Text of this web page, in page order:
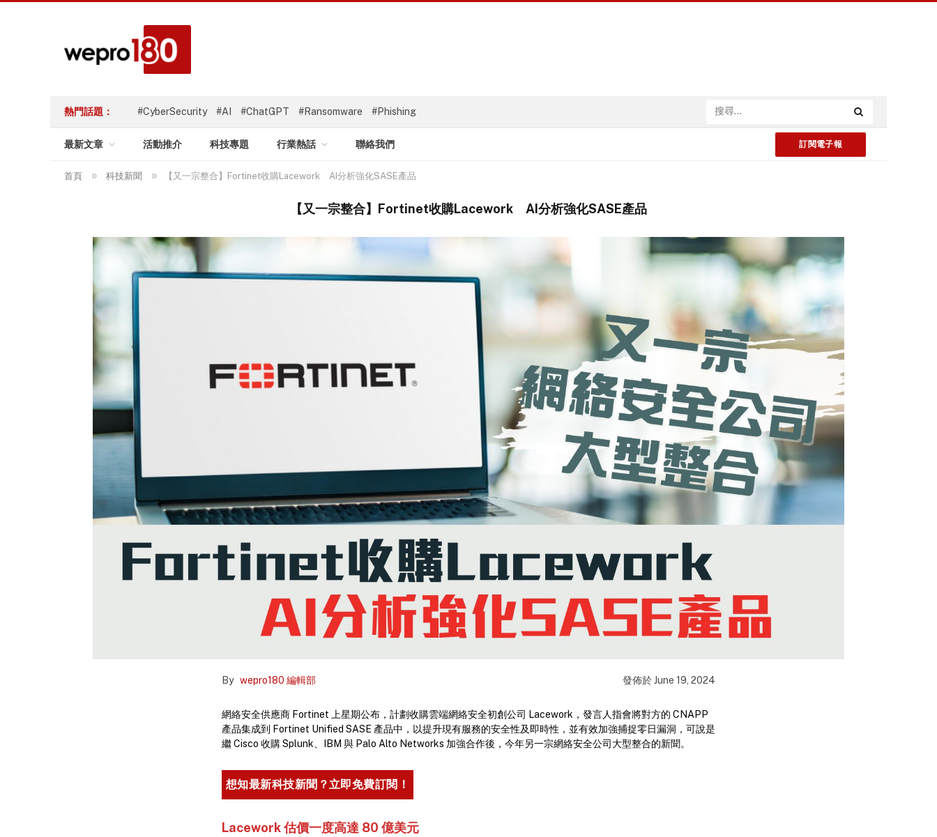
熱門話題： #CyberSecurity #AI #ChatGPT #Ransomware #Phishing
最新文章 活動推介 科技專題 行業熱話 聯絡我們 訂閱電子報
首頁 » 科技新聞 » 【又一宗整合】Fortinet收購Lacework AI分析強化SASE產品
【又一宗整合】Fortinet收購Lacework AI分析強化SASE產品
By wepro180 編輯部 發佈於June 19, 2024
網絡安全供應商 Fortinet 上星期公布，計劃收購雲端網絡安全初創公司 Lacework，發言人指會將對方的 CNAPP
產品集成到 Fortinet Unified SASE 產品中，以提升現有服務的安全性及即時性，並有效加強捕捉零日漏洞，可說是
繼 Cisco 收購 Splunk、IBM 與 Palo Alto Networks 加強合作後，今年另一宗網絡安全公司大型整合的新聞。
想知最新科技新聞？立即免費訂閱！
Lacework 估價一度高達 80 億美元